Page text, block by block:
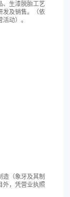
、生漆脱胎工艺
发及销售。（依
动）。
（象牙及其制
外，凭营业执照